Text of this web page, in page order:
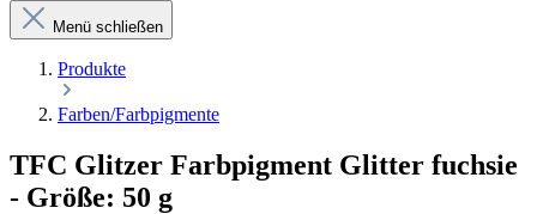
Menü schließen
Produkte
Farben/Farbpigmente
TFC Glitzer Farbpigment Glitter fuchsie
- Größe: 50 g